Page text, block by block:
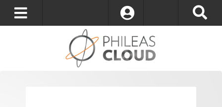
S’identifier